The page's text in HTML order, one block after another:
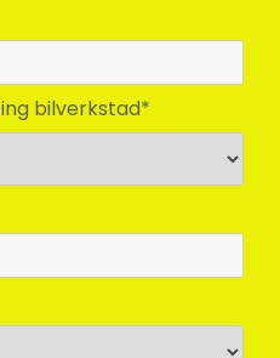
bilverkstad*